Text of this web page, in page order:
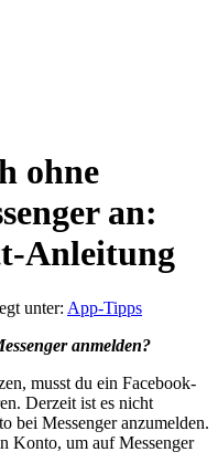
ohne
an:
Anleitung
unter: App-Tipps
anmelden?
musst du ein Facebook-
Derzeit ist es nicht
bei Messenger anzumelden.
Konto, um auf Messenger